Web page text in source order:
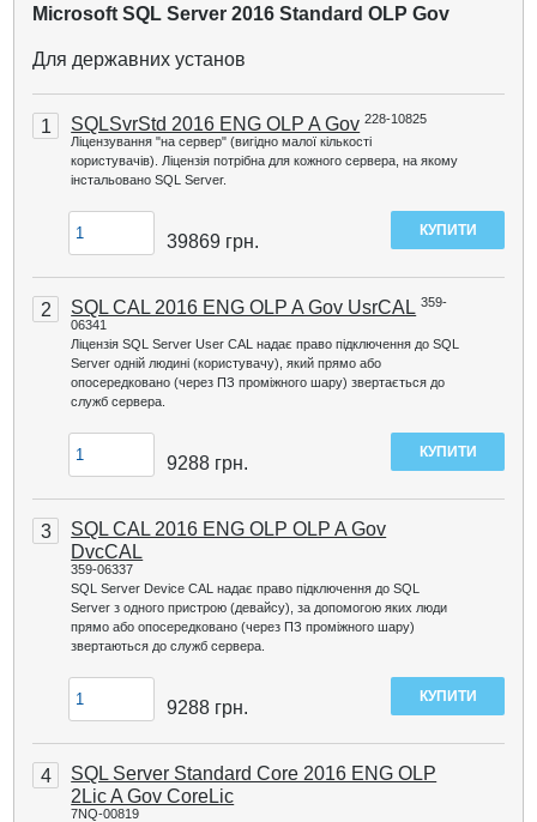
Microsoft SQL Server 2016 Standard OLP Gov
Для державних установ
1 SQLSvrStd 2016 ENG OLP A Gov 228-10825
Ліцензування "на сервер" (вигідно малої кількості
користувачів). Ліцензія потрібна для кожного сервера, на якому
інстальовано SQL Server.
39869 грн.
2 SQL CAL 2016 ENG OLP A Gov UsrCAL 359-
06341
Ліцензія SQL Server User CAL надає право підключення до SQL
Server одній людині (користувачу), який прямо або
опосередковано (через ПЗ проміжного шару) звертається до
служб сервера.
9288 грн.
3
SQL CAL 2016 ENG OLP OLP A Gov
DvcCAL
359-06337
SQL Server Device CAL надає право підключення до SQL
Server з одного пристрою (девайсу), за допомогою яких люди
прямо або опосередковано (через ПЗ проміжного шару)
звертаються до служб сервера.
9288 грн.
4
SQL Server Standard Core 2016 ENG OLP
2Lic A Gov CoreLic
7NQ-00819